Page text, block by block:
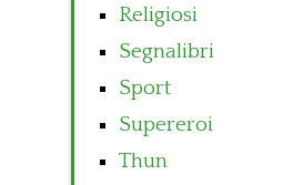
Religiosi
Segnalibri
Sport
Supereroi
Thun